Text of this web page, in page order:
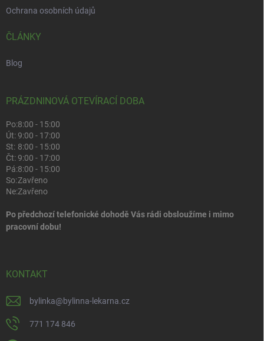
Ochrana osobních údajů
ČLÁNKY
Blog
PRÁZDNINOVÁ OTEVÍRACÍ DOBA
Po:8:00 - 15:00
Út:9:00 - 17:00
St: 8:00 - 15:00
Čt:9:00 - 17:00
Pá:8:00 - 15:00
So:Zavřeno
Ne:Zavřeno
Po předchozí telefonické dohodě Vás rádi obsloužíme i mimo
pracovní dobu!
KONTAKT
bylinka@bylinna-lekarna.cz
771 174 846